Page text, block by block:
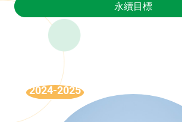
永續目標
目
標
2024-2025